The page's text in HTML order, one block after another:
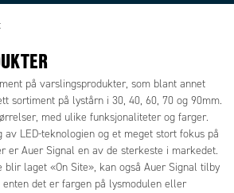
på varslingsprodukter, som blant annet
sortiment på lystårn i 30, 40, 60, 70 og 90mm.
med ulike funksjonaliteter og farger.
av LED-teknologien og et meget stort fokus på
er Auer Signal en av de sterkeste i markedet.
laget «On Site», kan også Auer Signal tilby
enten det er fargen på lysmodulen eller